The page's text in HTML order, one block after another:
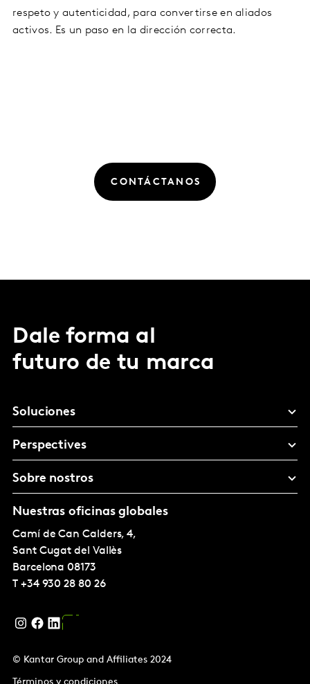
respeto y autenticidad, para convertirse en aliados
activos. Es un paso en la dirección correcta.
CONTÁCTANOS
Dale forma al
futuro de tu marca
Soluciones
Perspectives
Sobre nostros
Nuestras oficinas globales
Camí de Can Calders, 4,
Sant Cugat del Vallès
Barcelona 08173
T +34 930 28 80 26
© Kantar Group and Affiliates 2024